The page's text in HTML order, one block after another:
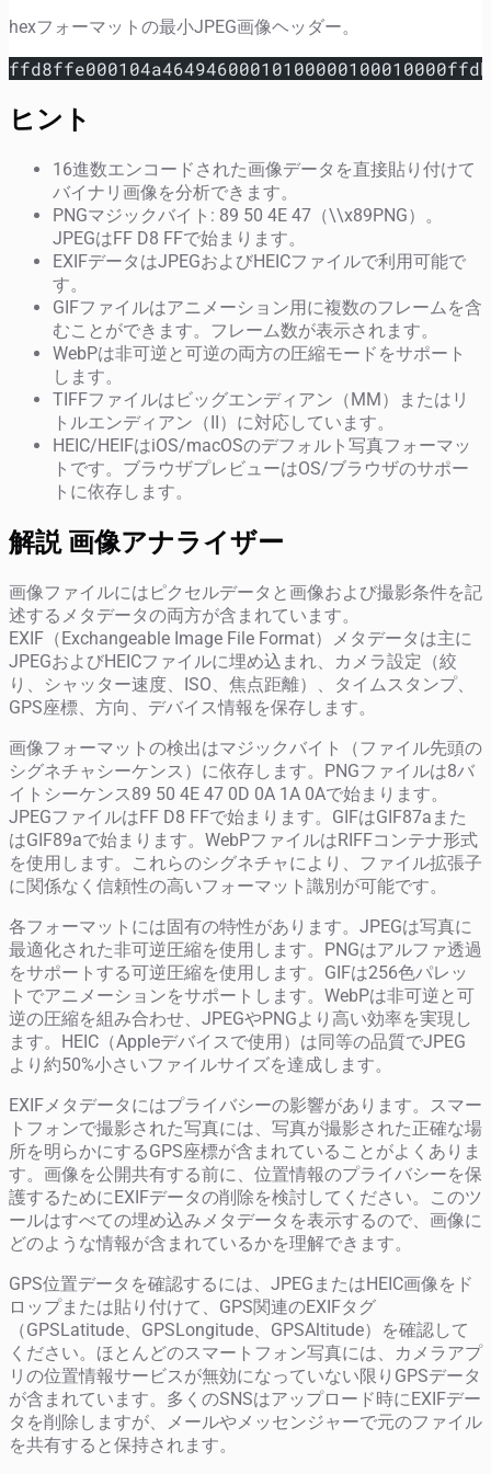
hexフォーマットの最小JPEG画像ヘッダー。
ヒント
16進数エンコードされた画像データを直接貼り付けて
バイナリ画像を分析できます。
PNGマジックバイト: 89 50 4E 47（\\x89PNG）。
JPEGはFF D8 FFで始まります。
EXIFデータはJPEGおよびHEICファイルで利用可能で
す。
GIFファイルはアニメーション用に複数のフレームを含
むことができます。フレーム数が表示されます。
WebPは非可逆と可逆の両方の圧縮モードをサポート
します。
TIFFファイルはビッグエンディアン（MM）またはリ
トルエンディアン（II）に対応しています。
HEIC/HEIFはiOS/macOSのデフォルト写真フォーマッ
トです。ブラウザプレビューはOS/ブラウザのサポー
トに依存します。
解説 画像アナライザー
画像ファイルにはピクセルデータと画像および撮影条件を記
述するメタデータの両方が含まれています。
EXIF（Exchangeable Image File Format）メタデータは主に
JPEGおよびHEICファイルに埋め込まれ、カメラ設定（絞
り、シャッター速度、ISO、焦点距離）、タイムスタンプ、
GPS座標、方向、デバイス情報を保存します。
画像フォーマットの検出はマジックバイト（ファイル先頭の
シグネチャシーケンス）に依存します。PNGファイルは8バ
イトシーケンス89 50 4E 47 0D 0A 1A 0Aで始まります。
JPEGファイルはFF D8 FFで始まります。GIFはGIF87aまた
はGIF89aで始まります。WebPファイルはRIFFコンテナ形式
を使用します。これらのシグネチャにより、ファイル拡張子
に関係なく信頼性の高いフォーマット識別が可能です。
各フォーマットには固有の特性があります。JPEGは写真に
最適化された非可逆圧縮を使用します。PNGはアルファ透過
をサポートする可逆圧縮を使用します。GIFは256色パレッ
トでアニメーションをサポートします。WebPは非可逆と可
逆の圧縮を組み合わせ、JPEGやPNGより高い効率を実現し
ます。HEIC（Appleデバイスで使用）は同等の品質でJPEG
より約50%小さいファイルサイズを達成します。
EXIFメタデータにはプライバシーの影響があります。スマー
トフォンで撮影された写真には、写真が撮影された正確な場
所を明らかにするGPS座標が含まれていることがよくありま
す。画像を公開共有する前に、位置情報のプライバシーを保
護するためにEXIFデータの削除を検討してください。このツ
ールはすべての埋め込みメタデータを表示するので、画像に
どのような情報が含まれているかを理解できます。
GPS位置データを確認するには、JPEGまたはHEIC画像をド
ロップまたは貼り付けて、GPS関連のEXIFタグ
（GPSLatitude、GPSLongitude、GPSAltitude）を確認して
ください。ほとんどのスマートフォン写真には、カメラアプ
リの位置情報サービスが無効になっていない限りGPSデータ
が含まれています。多くのSNSはアップロード時にEXIFデー
タを削除しますが、メールやメッセンジャーで元のファイル
を共有すると保持されます。